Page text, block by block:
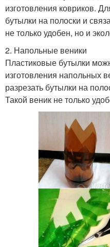
изготовления ковриков.
бутылки на полоски и
не только удобен, но и
2. Напольные веники
Пластиковые бутылки
изготовления напольных
разрезать бутылки на
Такой веник не только